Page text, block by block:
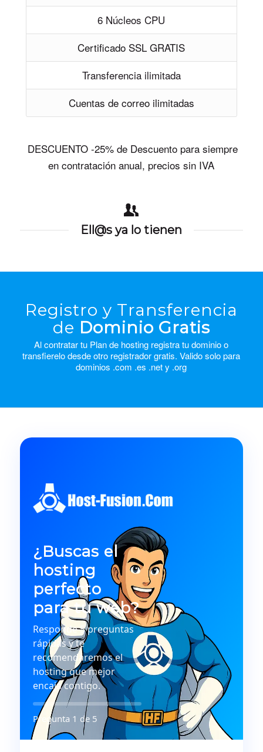
6 Núcleos CPU
Certificado SSL GRATIS
Transferencia ilimitada
Cuentas de correo ilimitadas
DESCUENTO -25% de Descuento para siempre
en contratación anual, precios sin IVA
Ell@s ya lo tienen
Registro y Transferencia
de Dominio Gratis
Al contratar tu Plan de hosting registra tu dominio o
transfierelo desde otro registrador gratis. Valido solo para
dominios .com .es .net y .org
¿Buscas el
hosting
perfecto
para tu web?
Responde 5 preguntas
rápidas y te
recomendaremos el
hosting que mejor
encaja contigo.
Pregunta 1 de 5